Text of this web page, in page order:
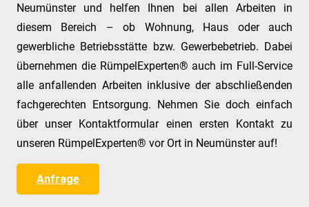
Neumünster und helfen Ihnen bei allen Arbeiten in
diesem Bereich – ob Wohnung, Haus oder auch
gewerbliche Betriebsstätte bzw. Gewerbebetrieb. Dabei
übernehmen die RümpelExperten® auch im Full-Service
alle anfallenden Arbeiten inklusive der abschließenden
fachgerechten Entsorgung. Nehmen Sie doch einfach
über unser Kontaktformular einen ersten Kontakt zu
unseren RümpelExperten® vor Ort in Neumünster auf!
Anfrage